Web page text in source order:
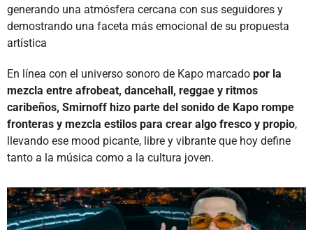
generando una atmósfera cercana con sus seguidores y
demostrando una faceta más emocional de su propuesta
artística
En línea con el universo sonoro de Kapo marcado por la
mezcla entre afrobeat, dancehall, reggae y ritmos
caribeños, Smirnoff hizo parte del sonido de Kapo rompe
fronteras y mezcla estilos para crear algo fresco y propio,
llevando ese mood picante, libre y vibrante que hoy define
tanto a la música como a la cultura joven.